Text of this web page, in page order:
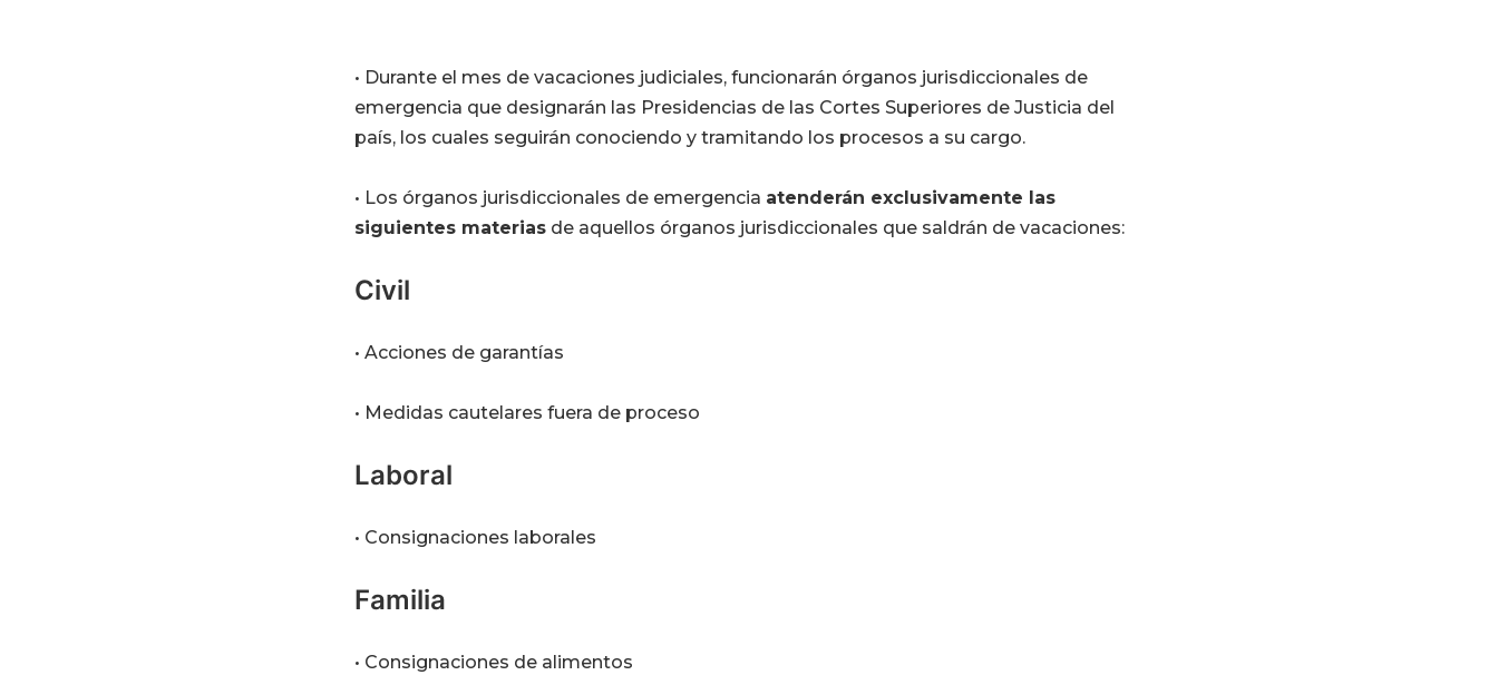
• Durante el mes de vacaciones judiciales, funcionarán órganos jurisdiccionales de
emergencia que designarán las Presidencias de las Cortes Superiores de Justicia del
país, los cuales seguirán conociendo y tramitando los procesos a su cargo.
• Los órganos jurisdiccionales de emergencia atenderán exclusivamente las
siguientes materiasde aquellos órganos jurisdiccionales que saldrán de vacaciones:
Civil
• Acciones de garantías
• Medidas cautelares fuera de proceso
Laboral
• Consignaciones laborales
Familia
• Consignaciones de alimentos